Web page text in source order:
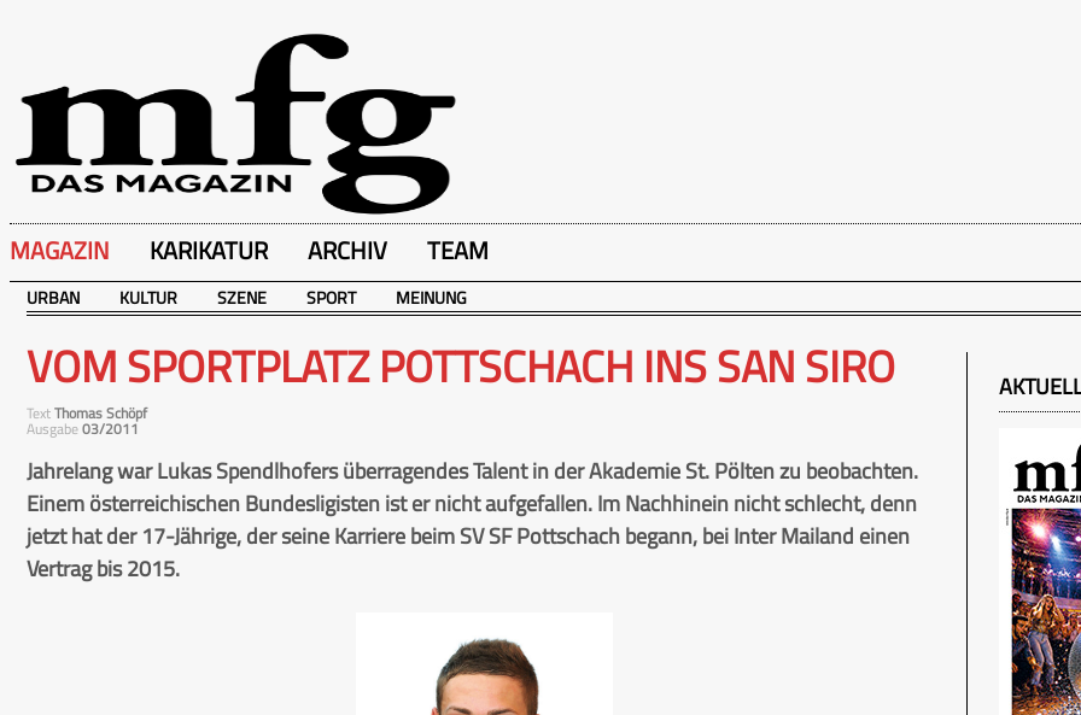
MAGAZIN KARIKATUR ARCHIV TEAM
URBAN KULTUR SZENE SPORT MEINUNG
VOM SPORTPLATZ POTTSCHACH INS SAN SIRO
TextThomas Schöpf
Ausgabe03/2011
Jahrelang war Lukas Spendlhofers überragendes Talent in der Akademie St. Pölten zu beobachten.
Einem österreichischen Bundesligisten ist er nicht aufgefallen. Im Nachhinein nicht schlecht, denn
jetzt hat der 17-Jährige, der seine Karriere beim SV SF Pottschach begann, bei Inter Mailand einen
Vertrag bis 2015.